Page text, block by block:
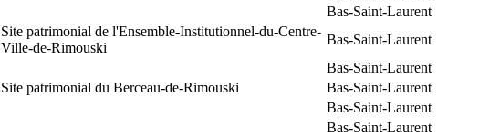
Bas-Saint-Laurent
Site patrimonial de l'Ensemble-Institutionnel-du-Centre-
Ville-de-Rimouski
Bas-Saint-Laurent
Bas-Saint-Laurent
Site patrimonial du Berceau-de-Rimouski Bas-Saint-Laurent
Bas-Saint-Laurent
Bas-Saint-Laurent